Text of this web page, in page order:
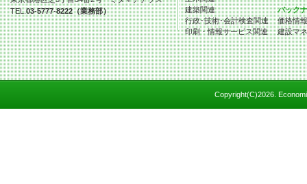
TEL.03-5777-8222（業務部）
建築関連
行政･技術･会計検査関連
印刷・情報サービス関連
バック
価格情
建設マ
Copyright(C)2026.